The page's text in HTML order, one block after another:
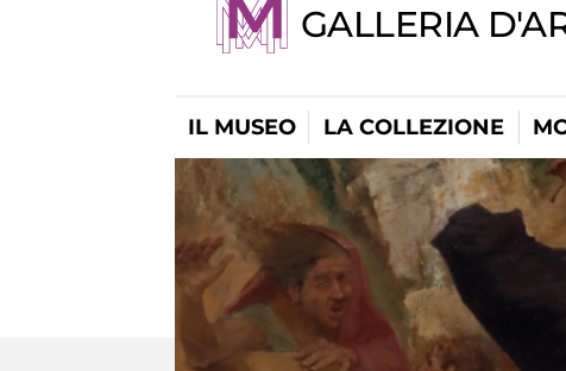
GALLERIA
IL MUSEO LA COLLEZIONE